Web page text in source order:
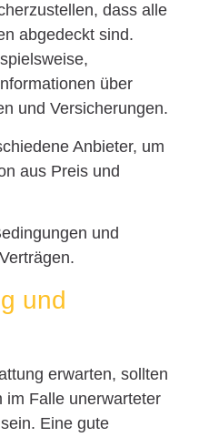
dass alle
abgedeckt sind.
über
und Versicherungen.
Anbieter, um
aus Preis und
und
und
erwarten, sollten
im Falle unerwarteter
Eine gute